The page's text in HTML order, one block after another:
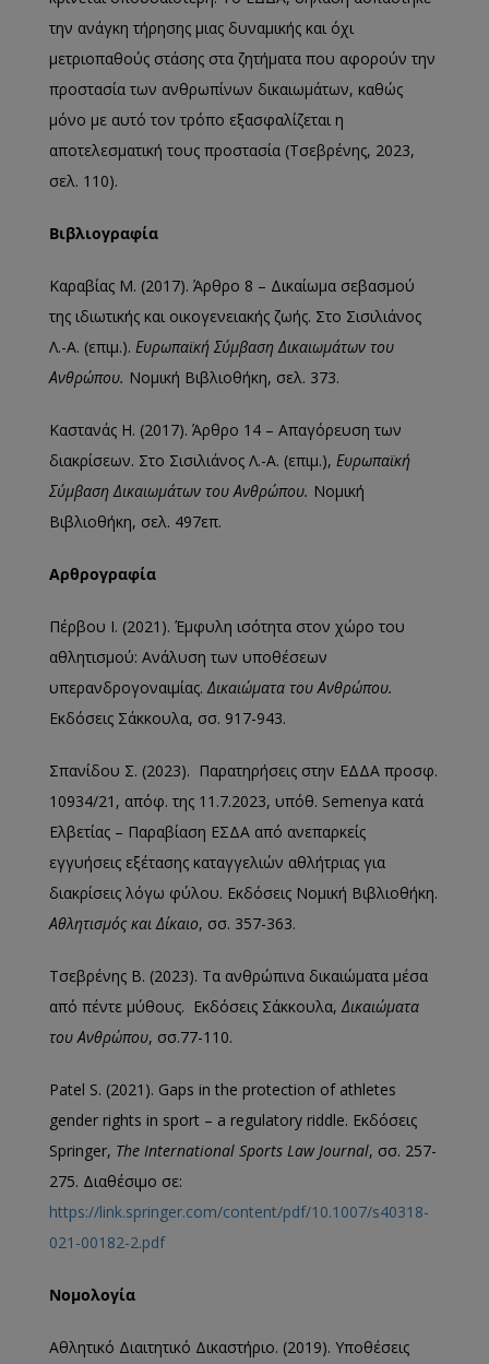
την ανάγκη τήρησης μιας δυναμικής και όχι
μετριοπαθούς στάσης στα ζητήματα που αφορούν την
προστασία των ανθρωπίνων δικαιωμάτων, καθώς
μόνο με αυτό τον τρόπο εξασφαλίζεται η
αποτελεσματική τους προστασία (Τσεβρένης, 2023,
σελ. 110).
Βιβλιογραφία
Καραβίας Μ. (2017). Άρθρο 8 – Δικαίωμα σεβασμού
της ιδιωτικής και οικογενειακής ζωής. Στο Σισιλιάνος
Λ.-Α. (επιμ.). Ευρωπαϊκή Σύμβαση Δικαιωμάτων του
Ανθρώπου. Νομική Βιβλιοθήκη, σελ. 373.
Καστανάς Η. (2017). Άρθρο 14 – Απαγόρευση των
διακρίσεων. Στο Σισιλιάνος Λ.-Α. (επιμ.), Ευρωπαϊκή
Σύμβαση Δικαιωμάτων του Ανθρώπου. Νομική
Βιβλιοθήκη, σελ. 497επ.
Αρθρογραφία
Πέρβου Ι. (2021). Έμφυλη ισότητα στον χώρο του
αθλητισμού: Ανάλυση των υποθέσεων
υπερανδρογοναιμίας.Δικαιώματα του Ανθρώπου.
Εκδόσεις Σάκκουλα, σσ. 917-943.
Σπανίδου Σ. (2023). Παρατηρήσεις στην ΕΔΔΑ προσφ.
10934/21, απόφ. της 11.7.2023, υπόθ. Semenya κατά
Ελβετίας – Παραβίαση ΕΣΔΑ από ανεπαρκείς
εγγυήσεις εξέτασης καταγγελιών αθλήτριας για
διακρίσεις λόγω φύλου. Εκδόσεις Νομική Βιβλιοθήκη.
Αθλητισμός και Δίκαιο, σσ. 357-363.
Τσεβρένης Β. (2023). Τα ανθρώπινα δικαιώματα μέσα
από πέντε μύθους. Εκδόσεις Σάκκουλα,Δικαιώματα
του Ανθρώπου, σσ.77-110.
Patel S. (2021). Gaps in the protection of athletes
gender rights in sport – a regulatory riddle. Εκδόσεις
Springer, The International Sports Law Journal, σσ. 257-
275. Διαθέσιμο σε:
https://link.springer.com/content/pdf/10.1007/s40318-
021-00182-2.pdf
Νομολογία
Αθλητικό Διαιτητικό Δικαστήριο. (2019). Υποθέσεις